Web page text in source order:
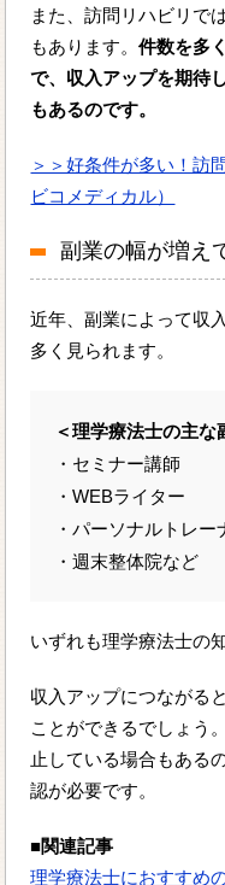
また、訪問リハビリで
もあります。件数を多
で、収入アップを期待
もあるのです。
＞＞好条件が多い！訪
ビコメディカル）
副業の幅が増え
近年、副業によって収
多く見られます。
＜理学療法士の主な
・セミナー講師
・WEBライター
・パーソナルトレー
・週末整体院など
いずれも理学療法士の
収入アップにつながる
ことができるでしょう
止している場合もある
認が必要です。
■関連記事
理学療法士におすすめ